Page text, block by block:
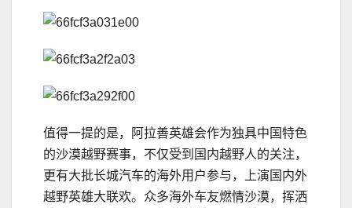
值得一提的是，阿拉善英雄会作为独具中国特色
的沙漠越野赛事，不仅受到国内越野人的关注，
更有大批长城汽车的海外用户参与，上演国内外
越野英雄大联欢。众多海外车友燃情沙漠，挥洒